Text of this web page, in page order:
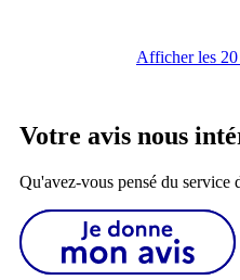
Afficher les
Votre avis nous
Qu'avez-vous pensé du service